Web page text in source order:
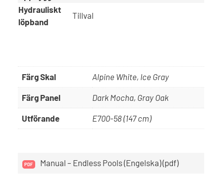
Hydrauliskt
löpband
Tillval
Färg Skal Alpine White, Ice Gray
Färg Panel Dark Mocha, Gray Oak
Utförande E700-58 (147 cm)
Manual – Endless Pools (Engelska) (pdf)